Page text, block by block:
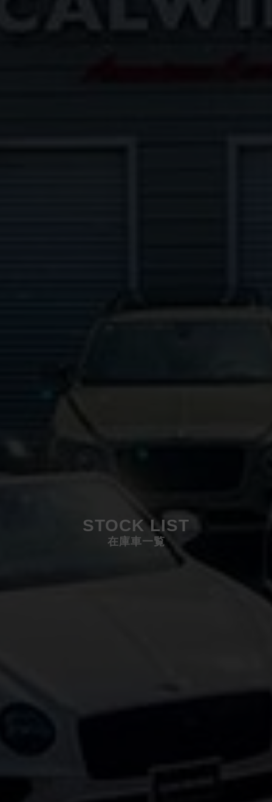
STOCK LIST
在庫車一覧